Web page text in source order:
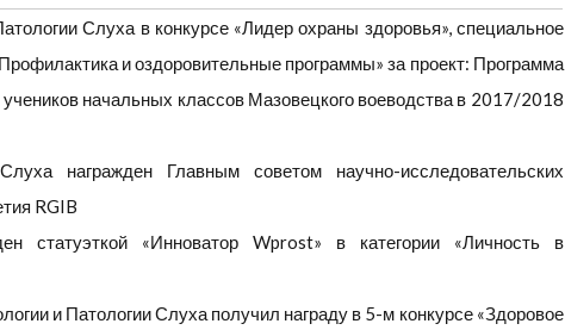
Слуха в конкурсе «Лидер охраны здоровья», специальное
и оздоровительные программы» за проект: Программа
начальных классов Мазовецкого воеводства в 2017/2018
награжден Главным советом научно-исследовательских
RGIB
статуэткой «Инноватор Wprost» в категории «Личность в
и Патологии Слуха получил награду в 5-м конкурсе «Здоровое